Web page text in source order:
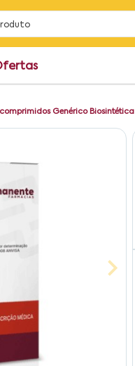
Genérico Biosintética